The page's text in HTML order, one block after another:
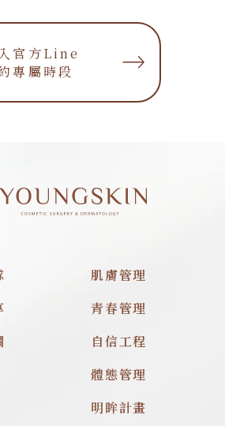
官方Line
專屬時段
官方Line
專屬時段
肌膚管理
青春管理
自信工程
體態管理
明眸計畫